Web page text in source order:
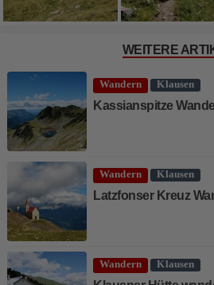
WEITERE
Wandern Klausen
Kassianspitze
Wandern Klausen
Latzfonser Kreuz
Wandern Klausen